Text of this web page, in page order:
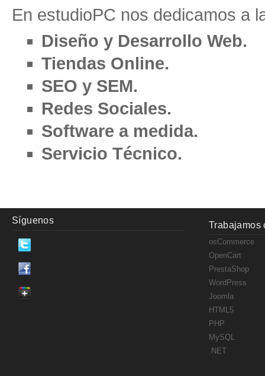
En estudioPC nos dedicamos a
Diseño y Desarrollo Web.
Tiendas Online.
SEO y SEM.
Redes Sociales.
Software a medida.
Servicio Técnico.
Síguenos Trabajamos
osCommerce
OpenCart
PrestaShop
WordPress
Joomla
HTML5
PHP
MySQL
.NET